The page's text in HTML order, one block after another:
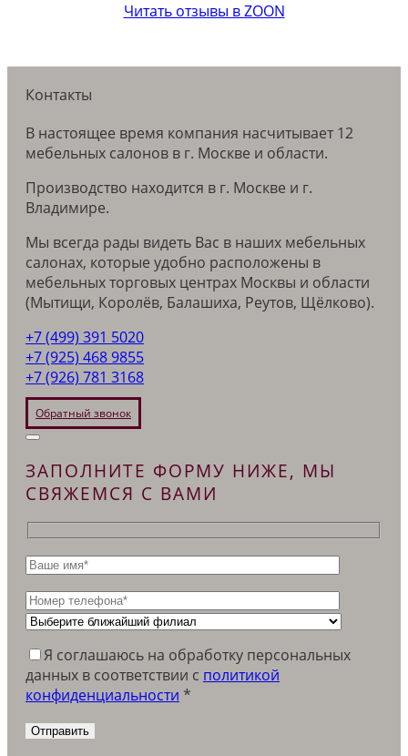
Читать отзывы в ZOON
Контакты
В настоящее время компания насчитывает 12
мебельных салонов в г. Москве и области.
Производство находится в г. Москве и г.
Владимире.
Мы всегда рады видеть Вас в наших мебельных
салонах, которые удобно расположены в
мебельных торговых центрах Москвы и области
(Мытищи, Королёв, Балашиха, Реутов, Щёлково).
+7 (499) 391 5020
+7 (925) 468 9855
+7 (926) 781 3168
Обратный звонок
ЗАПОЛНИТЕ ФОРМУ НИЖЕ, МЫ
СВЯЖЕМСЯ С ВАМИ
Я соглашаюсь на обработку персональных
данных в соответствии c политикой
конфиденциальности *